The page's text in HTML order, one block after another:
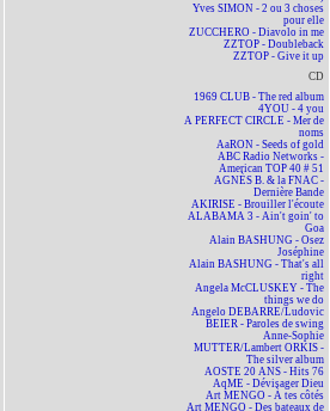
Yves SIMON - 2 ou 3 choses
pour elle
ZUCCHERO - Diavolo in me
ZZTOP - Doubleback
ZZTOP - Give it up
CD
1969 CLUB - The red album
4YOU - 4 you
A PERFECT CIRCLE - Mer de
noms
AaRON - Seeds of gold
ABC Radio Networks -
American TOP 40 # 51
AGNÈS B. & la FNAC -
Dernière Bande
AKIRISE - Brouiller l'écoute
ALABAMA 3 - Ain't goin' to
Goa
Alain BASHUNG - Osez
Joséphine
Alain BASHUNG - That's all
right
Angela McCLUSKEY - The
things we do
Angelo DEBARRE/Ludovic
BEIER - Paroles de swing
Anne-Sophie
MUTTER/Lambert ORKIS -
The silver album
AOSTE 20 ANS - Hits 76
AqME - Dévisager Dieu
Art MENGO - À tes côtés
Art MENGO - Des bateaux de